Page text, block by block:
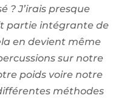
? J’irais presque
partie intégrante de
en devient même
sur notre
poids voire notre
méthodes